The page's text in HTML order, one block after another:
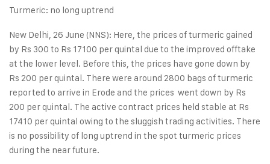
Turmeric: no long uptrend
New Delhi, 26 June (NNS): Here, the prices of turmeric gained
by Rs 300 to Rs 17100 per quintal due to the improved offtake
at the lower level. Before this, the prices have gone down by
Rs 200 per quintal. There were around 2800 bags of turmeric
reported to arrive in Erode and the prices went down by Rs
200 per quintal. The active contract prices held stable at Rs
17410 per quintal owing to the sluggish trading activities. There
is no possibility of long uptrend in the spot turmeric prices
during the near future.